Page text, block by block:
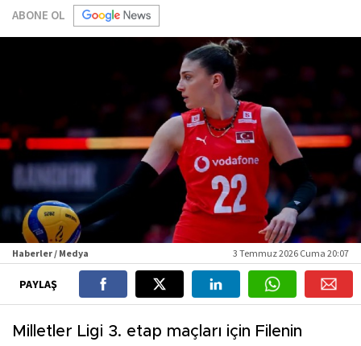
ABONE OL
Haberler / Medya 3 Temmuz 2026 Cuma 20:07
PAYLAŞ
Milletler Ligi 3. etap maçları için Filenin